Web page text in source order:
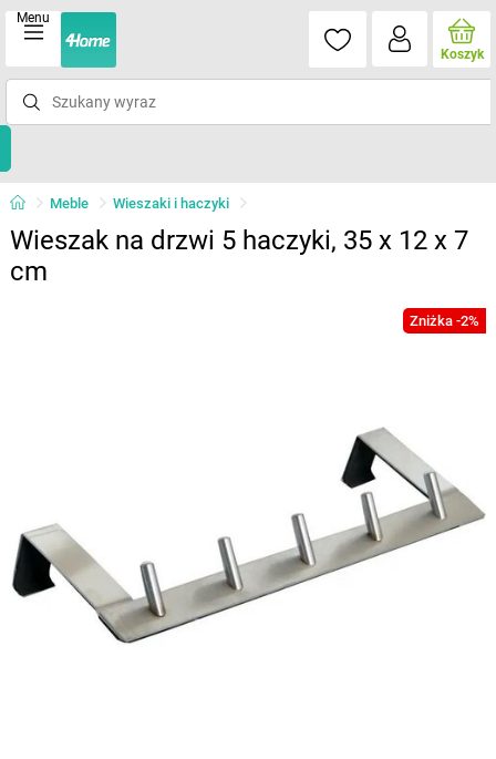
Menu
Koszyk
Meble Wieszaki i haczyki
Wieszak na drzwi 5 haczyki, 35 x 12 x 7
cm
Zniżka -2%